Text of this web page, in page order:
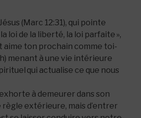
(Marc 12:31), qui pointe
loi de la liberté, la loi parfaite »,
aime ton prochain comme toi-
menant à une vie intérieure
qui actualise ce que nous
à demeurer dans son
règle extérieure, mais d’entrer